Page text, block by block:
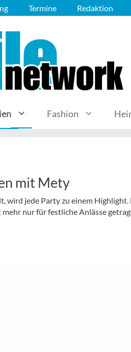
Termine Redaktion
Fashion
mit Mety
wird jede Party zu einem
nur für festliche Anlässe